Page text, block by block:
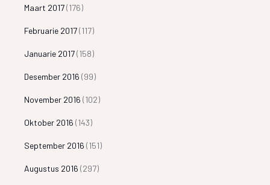
Maart 2017(176)
Februarie 2017(117)
Januarie 2017(158)
Desember 2016 (99)
November 2016 (102)
Oktober 2016 (143)
September 2016 (151)
Augustus 2016 (297)